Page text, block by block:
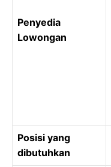
Penyedia
Lowongan
Posisi yang
dibutuhkan